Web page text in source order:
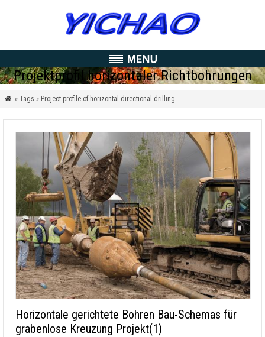
Projektprofil horizontaler Richtbohrungen
 » Tags » Project profile of horizontal directional drilling
Horizontale gerichtete Bohren Bau-Schemas für
grabenlose Kreuzung Projekt(1)